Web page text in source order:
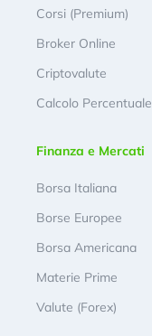
Corsi (Premium)
Broker Online
Criptovalute
Calcolo Percentuale
Finanza e Mercati
Borsa Italiana
Borse Europee
Borsa Americana
Materie Prime
Valute (Forex)